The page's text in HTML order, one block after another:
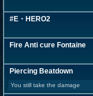
#E・HERO2
Fire Anti cure Fontaine
Piercing Beatdown
You still take the damage